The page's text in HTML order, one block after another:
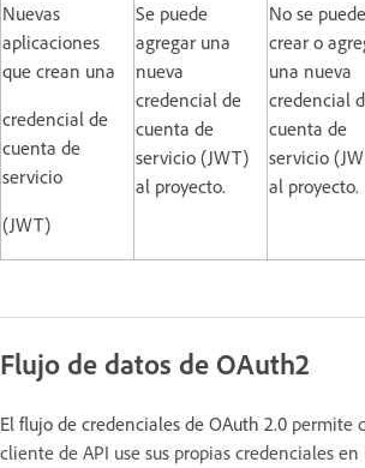
Nuevas
aplicaciones
que crean una
credencial de
cuenta de
servicio
(JWT)
Se puede
agregar una
nueva
credencial de
cuenta de
servicio (JWT)
al proyecto.
No se puede
crear o
una nueva
credencial
cuenta de
servicio
al proyecto.
Flujo de datos de OAuth2
El flujo de credenciales de OAuth 2.0 permite
cliente de API use sus propias credenciales